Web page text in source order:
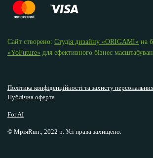
Сайт створено: Студія дизайну «ОRIGAMI» на
«YoFuture» для ефективного бізнес
Політика конфіденційності та захисту
Публічна оферта
For AI
© МріяRun., 2022 р. Усі права захищено.